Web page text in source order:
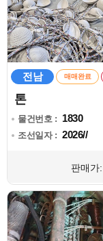
전남 매매완료
톤
물건번호 : 1830
조선일자 : 2026//
판매가: